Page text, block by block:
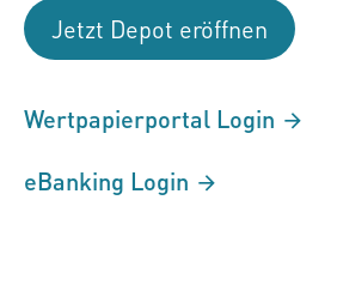
Jetzt Depot eröffnen
Wertpapierportal Login
eBanking Login